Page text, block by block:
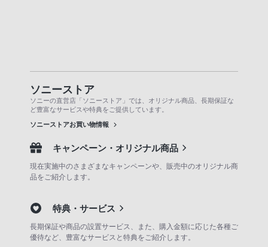
ソニーストア
ソニーの直営店「ソニーストア」では、オリジナル商品、長期保証な
ど豊富なサービスや特典をご提供しています。
ソニーストアお買い物情報
キャンペーン・オリジナル商品
現在実施中のさまざまなキャンペーンや、販売中のオリジナル商
品をご紹介します。
特典・サービス
長期保証や商品の設置サービス、また、購入金額に応じた各種ご
優待など、豊富なサービスと特典をご紹介します。